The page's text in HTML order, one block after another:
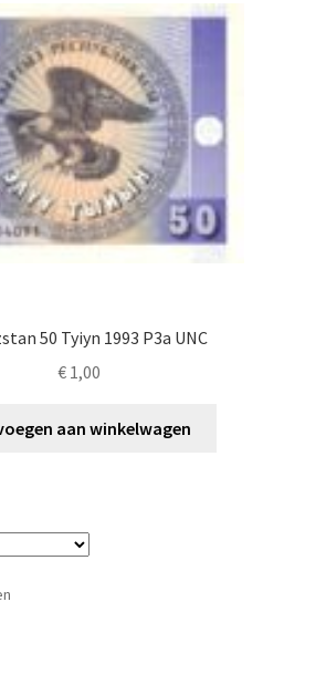
50 Tyiyn 1993 P3a UNC
€1,00
aan winkelwagen